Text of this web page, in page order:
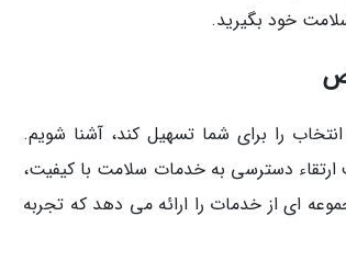
سلامت خود بگیرید.
را برای شما تسهیل کند، آشنا شویم.
دسترسی به خدمات سلامت با کیفیت،
ای از خدمات را ارائه می دهد که تجربه